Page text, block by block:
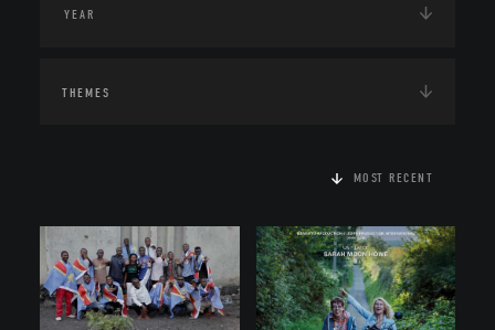
THEMES
MOST RECENT